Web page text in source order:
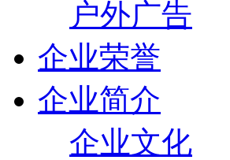
户外广告
企业荣誉
企业简介
企业文化